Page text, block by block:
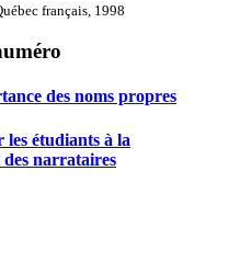
français, 1998
des noms propres
étudiants à la
des narrataires